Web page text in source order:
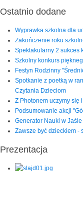
Ostatnio dodane
Wyprawka szkolna dla
Zakończenie roku
Spektakularny 2 sukces
Szkolny konkurs
Festyn Rodzinny
Spotkanie z poetką w
Czytania Dzieciom
Z Photonem uczymy się
Podsumowanie akcji
Generator Nauki w
Zawsze być dzieckiem -
Prezentacja